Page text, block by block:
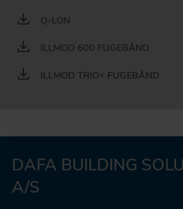
Q-LON
ILLMOD 600 FUGEBÅND
ILLMOD TRIO+ FUGEBÅND
DAFA BUILDING
A/S